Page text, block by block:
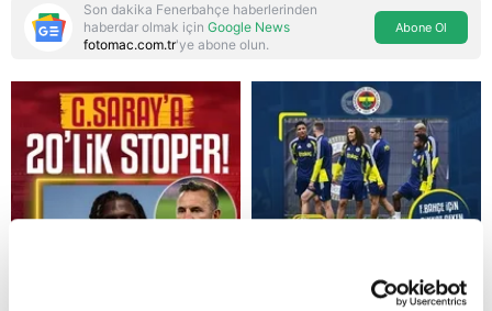
Reddet
Son dakika Fenerbahçe haberlerinden
haberdar olmak için Google News
fotomac.com.tr'ye abone olun.
Abone Ol